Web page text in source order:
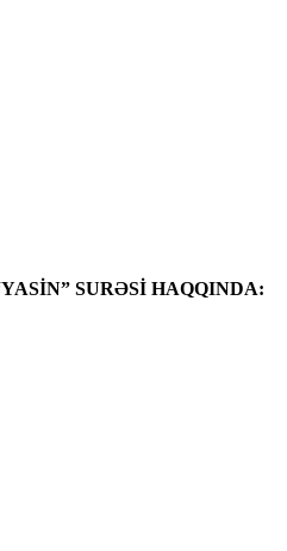
SURƏSİ HAQQINDA: